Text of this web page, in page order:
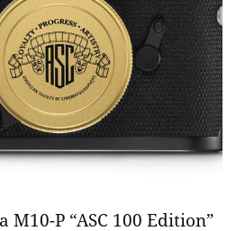
M10-P “ASC 100 Edition”